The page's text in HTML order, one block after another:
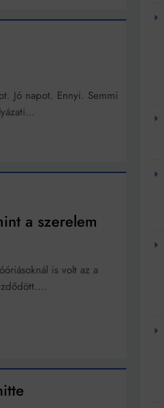
díjak a ponthatárhirdetés
meg: minket leplezett le
tesz, mint a szerelem
Az öregség nem csak ránc?
te miért öltözöl hozzá?
író vagy boncmester?
Jó napot. Ennyi. Semmi
a szerelem
is volt az a